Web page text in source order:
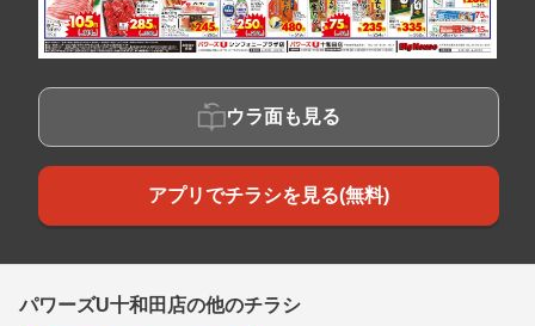
ウラ面も見る
アプリでチラシを見る(無料)
パワーズU十和田店の他のチラシ